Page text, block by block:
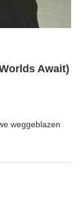
Await)
weggeblazen